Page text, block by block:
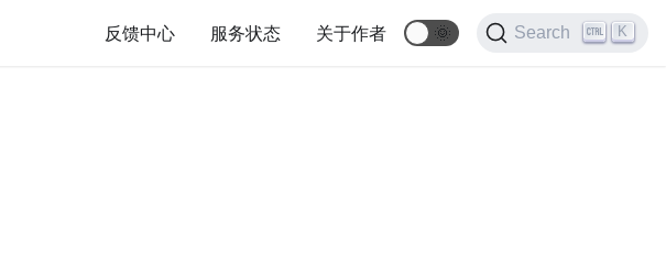
反馈中心 服务状态 关于作者 🌞 Search K